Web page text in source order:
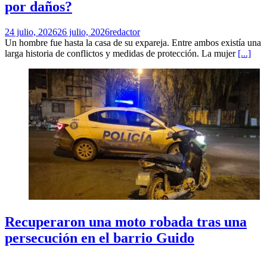
por daños?
24 julio, 202626 julio, 2026redactor
Un hombre fue hasta la casa de su expareja. Entre ambos existía una
larga historia de conflictos y medidas de protección. La mujer [...]
Recuperaron una moto robada tras una
persecución en el barrio Guido